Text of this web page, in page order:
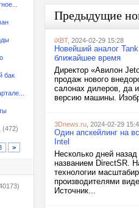
бак
(472)
>
Предыдущие
iXBT, 2024-02-29 15:28
Новейший аналог
ближайшее время
Директор «Авилон
продаж нового
салонах дилеров, да
версию машины.
3Dnews.ru , 2024-02-29
Один апскейлинг на
Intel
Несколько дней
названием DirectSR.
технологии
производителями
Источник...